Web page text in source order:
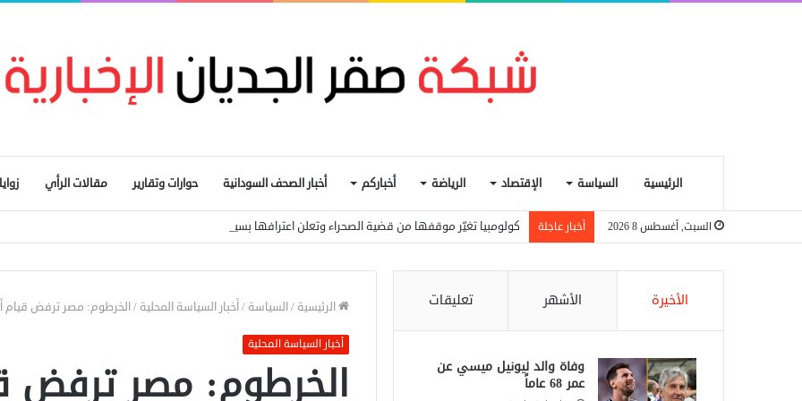
الرئيسية السياسة الإقتصاد الرياضة أخباركم أخبار الصحف السودانية حوارات وتقارير مقالات الرأي
السبت, أغسطس 8 2026 أخبار عاجلة كولومبيا تغيّر موقفها من قضية الصحراء وتعلن اعترافها بسيادة المغرب
الرئيسية /السياسة /أخبار السياسة المحلية /الخرطوم: مصر ترفض قيام
أخبار السياسة المحلية
الخرطوم: مصر ترفض
الأخيرة الأشهر تعليقات
وفاة والد ليونيل ميسي عن
عمر 68 عاماً